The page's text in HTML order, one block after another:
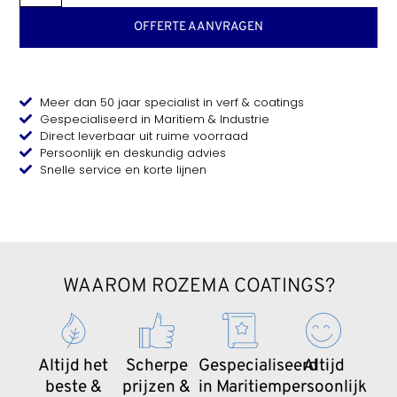
OFFERTE AANVRAGEN
Meer dan 50 jaar specialist in verf & coatings
Gespecialiseerd in Maritiem & Industrie
Direct leverbaar uit ruime voorraad
Persoonlijk en deskundig advies
Snelle service en korte lijnen
WAAROM ROZEMA COATINGS?
Altijd het
beste &
Scherpe
prijzen &
Gespecialiseerd
in Maritiem
Altijd
persoonlijk